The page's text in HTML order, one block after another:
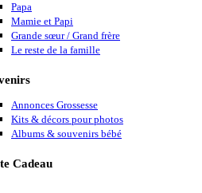
Papa
Mamie et Papi
Grande sœur / Grand frère
Le reste de la famille
Annonces Grossesse
Kits & décors pour photos
Albums & souvenirs bébé
Cadeau